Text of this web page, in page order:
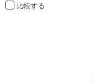
比較